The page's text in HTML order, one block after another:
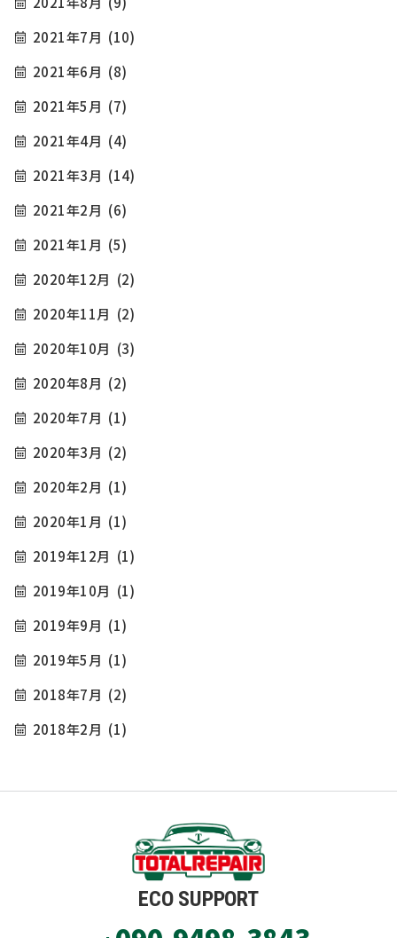
2021年7月 (10)
2021年6月 (8)
2021年5月 (7)
2021年4月 (4)
2021年3月 (14)
2021年2月 (6)
2021年1月 (5)
2020年12月 (2)
2020年11月 (2)
2020年10月 (3)
2020年8月 (2)
2020年7月 (1)
2020年3月 (2)
2020年2月 (1)
2020年1月 (1)
2019年12月 (1)
2019年10月 (1)
2019年9月 (1)
2019年5月 (1)
2018年7月 (2)
2018年2月 (1)
ECO SUPPORT